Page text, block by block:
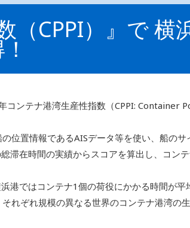
（CPPI）』で 横
コンテナ港湾生産性指数（CPPI: Container
位置情報であるAISデータ等を使い、船のサ
滞在時間の実績からスコアを算出し、コン
港ではコンテナ1個の荷役にかかる時間が平
れぞれ規模の異なる世界のコンテナ港湾の